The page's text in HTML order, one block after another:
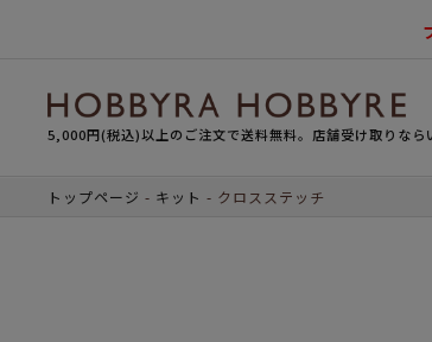
5,000円(税込)以上のご注文で送料無料。店舗受け取りなら
トップページ キット クロスステッチ